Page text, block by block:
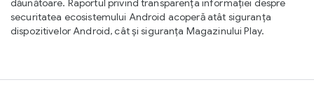
dăunătoare. Raportul privind transparența informației despre
securitatea ecosistemului Android acoperă atât siguranța
dispozitivelor Android, cât și siguranța Magazinului Play.